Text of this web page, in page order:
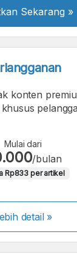
Sekarang »
konten
Mulai dari
/bulan
Rp833 per artikel
detail »